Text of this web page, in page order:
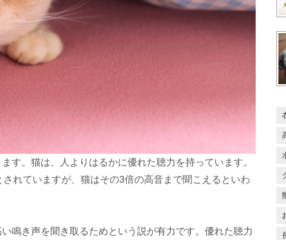
す。猫は、人よりはるかに優れた聴力を持っています。
れていますが、猫はその3倍の高音まで聞こえるといわ
鳴き声を聞き取るためという説が有力です。優れた聴力